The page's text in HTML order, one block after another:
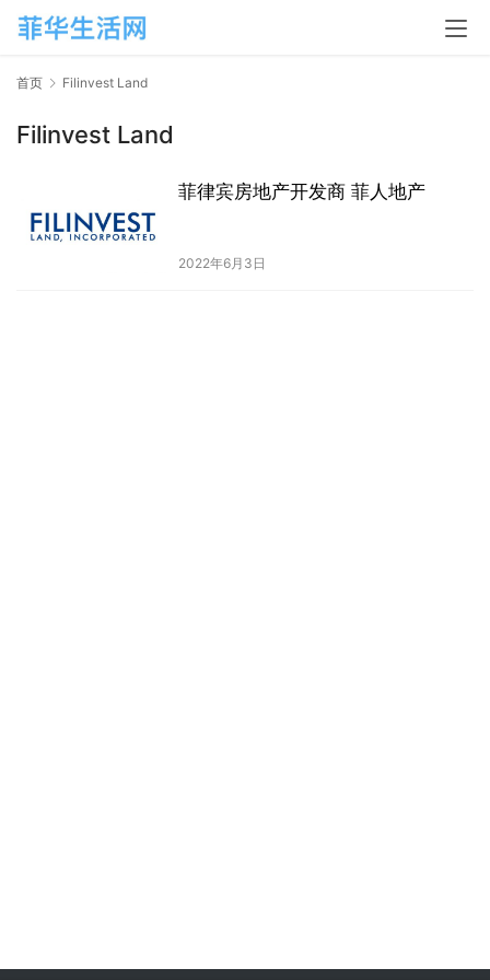
首页 Filinvest Land
Filinvest Land
菲律宾房地产开发商 菲人地产
2022年6月3日